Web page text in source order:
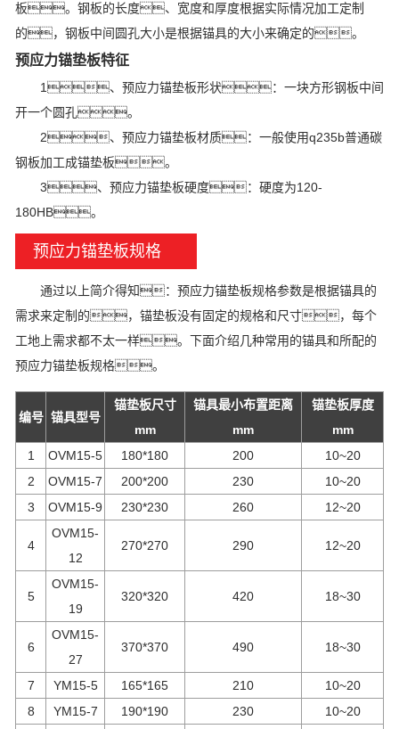
板。钢板的长度、宽度和厚度根据实际情况加工定制
的，钢板中间圆孔大小是根据锚具的大小来确定的。
预应力锚垫板特征
1、预应力锚垫板形状：一块方形钢板中间
开一个圆孔。
2、预应力锚垫板材质：一般使用q235b普通碳
钢板加工成锚垫板。
3、预应力锚垫板硬度：硬度为120-
180HB。
预应力锚垫板规格
通过以上简介得知： 预应力锚垫板规格参数是根据锚具的
需求来定制的，锚垫板没有固定的规格和尺寸，每个
工地上需求都不太一样。下面介绍几种常用的锚具和所配的
预应力锚垫板规格。
编号 锚具型号
锚垫板尺寸
mm
锚具最小布置距离
mm
锚垫板厚度
mm
1
OVM15-5 180*180 200
10~20
2
OVM15-7 200*200 230
10~20
3
OVM15-9 230*230 260 12~20
4
OVM15-
12
270*270 290 12~20
5
OVM15-
19
320*320 420 18~30
6
OVM15-
27
370*370 490 18~30
7 YM15-5 165*165 210
10~20
8
YM15-7 190*190 230
10~20